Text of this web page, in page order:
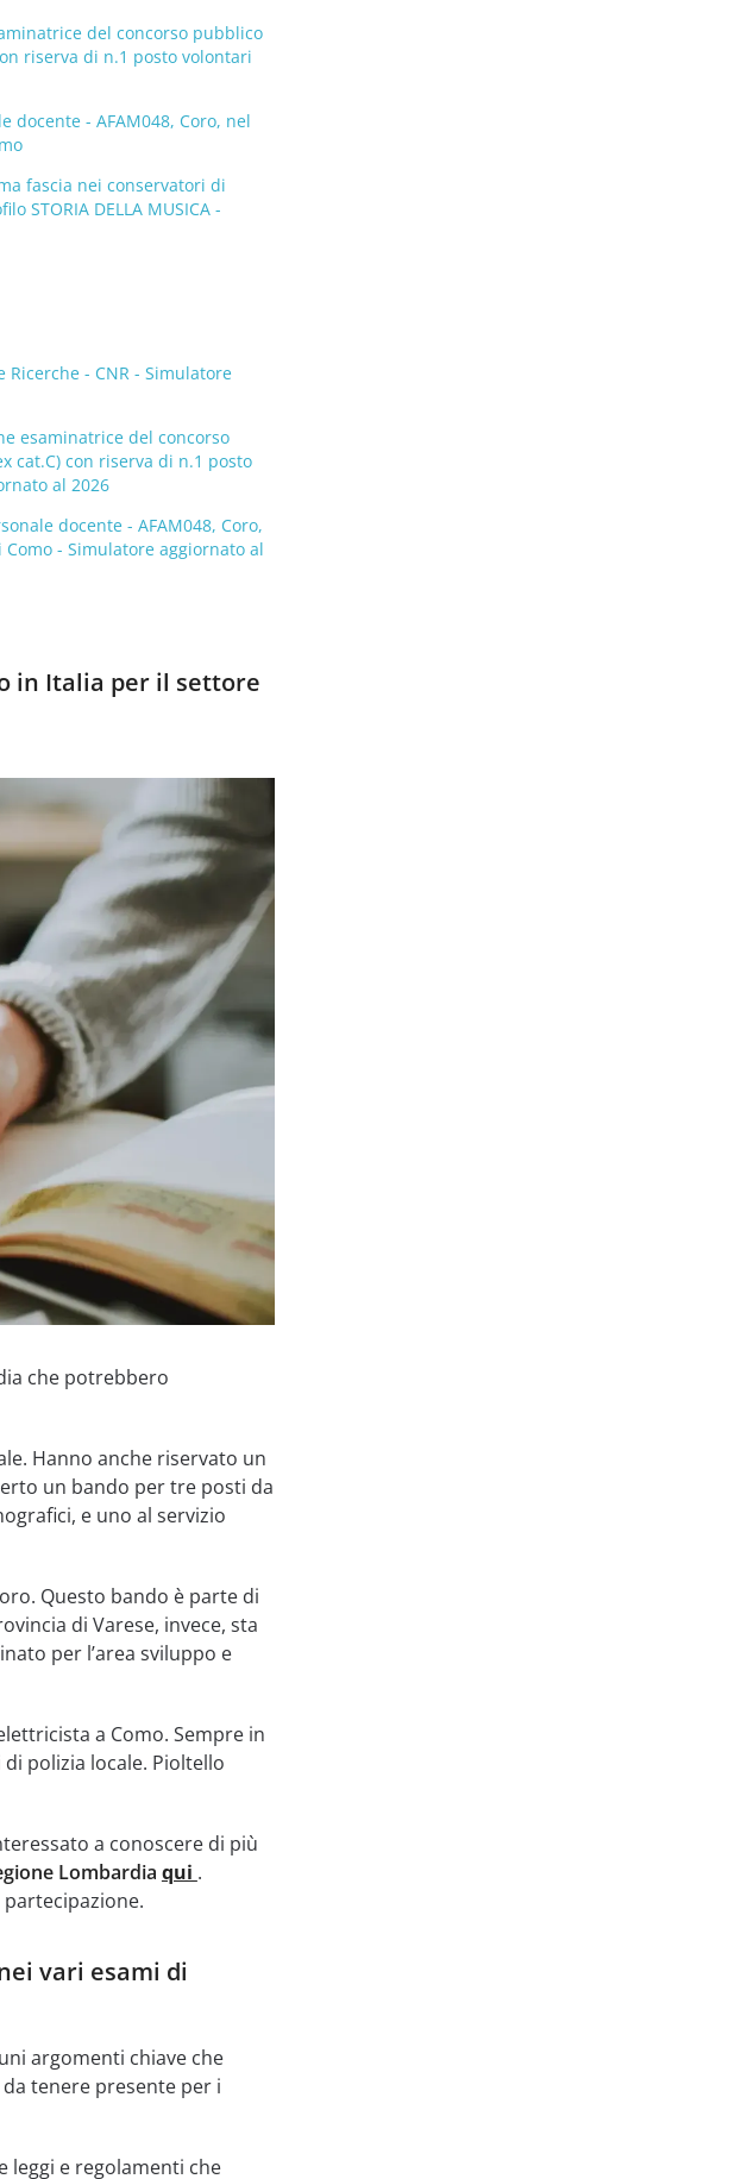
del concorso pubblico
riserva di n.1 posto volontari
docente - AFAM048, Coro, nel
fascia nei conservatori di
STORIA DELLA MUSICA -
Ricerche - CNR - Simulatore
esaminatrice del concorso
cat.C) con riserva di n.1 posto
al 2026
docente - AFAM048, Coro,
- Simulatore aggiornato al
in Italia per il settore
che potrebbero
Hanno anche riservato un
un bando per tre posti da
e uno al servizio
Questo bando è parte di
di Varese, invece, sta
per l’area sviluppo e
a Como. Sempre in
polizia locale. Pioltello
a conoscere di più
Lombardia qui .
vari esami di
argomenti chiave che
tenere presente per i
leggi e regolamenti che